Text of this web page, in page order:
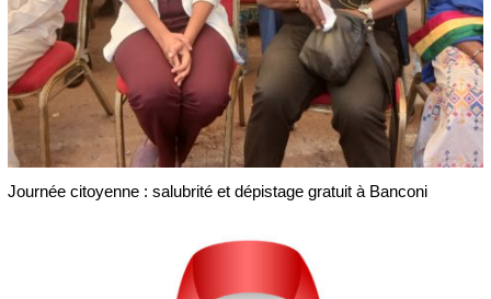
Journée citoyenne : salubrité et dépistage gratuit à Banconi